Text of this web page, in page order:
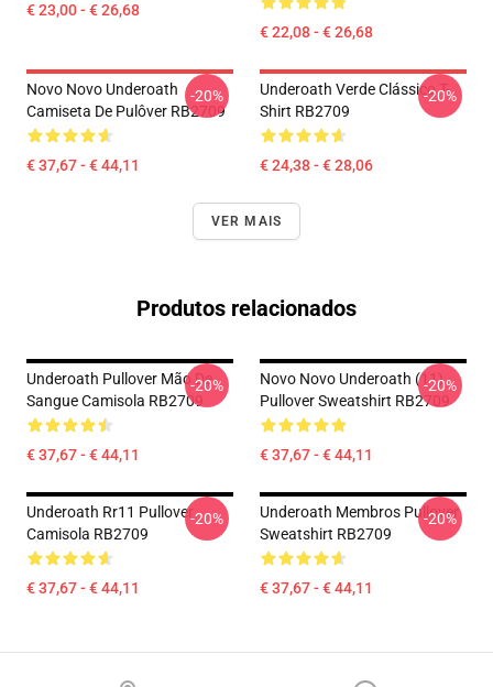
€ 23,00 - € 26,68
€ 22,08 - € 26,68
Novo Novo Underoath
Camiseta De Pulôver RB2709
€ 37,67 - € 44,11
-20%
Underoath Verde Clássico T-
Shirt RB2709
€ 24,38 - € 28,06
-20%
VER MAIS
Produtos relacionados
Underoath Pullover Mão De
Sangue Camisola RB2709
€ 37,67 - € 44,11
-20%
Novo Novo Underoath (11)
Pullover Sweatshirt RB2709
€ 37,67 - € 44,11
-20%
Underoath Rr11 Pullover
Camisola RB2709
€ 37,67 - € 44,11
-20%
Underoath Membros Pullover
Sweatshirt RB2709
€ 37,67 - € 44,11
-20%